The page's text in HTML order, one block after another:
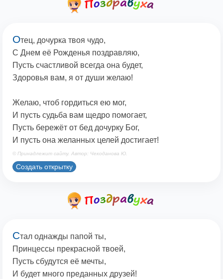
Отец, дочурка твоя чудо,
С Днем её Рожденья поздравляю,
Пусть счастливой всегда она будет,
Здоровья вам, я от души желаю!
Желаю, чтоб гордиться ею мог,
И пусть судьба вам щедро помогает,
Пусть бережёт от бед дочурку Бог,
И пусть она желанных целей достигает!
© Принадлежит сайту. Автор: Чекоданова Ю.
Создать открытку
Стал однажды папой ты,
Принцессы прекрасной твоей,
Пусть сбудутся её мечты,
И будет много преданных друзей!